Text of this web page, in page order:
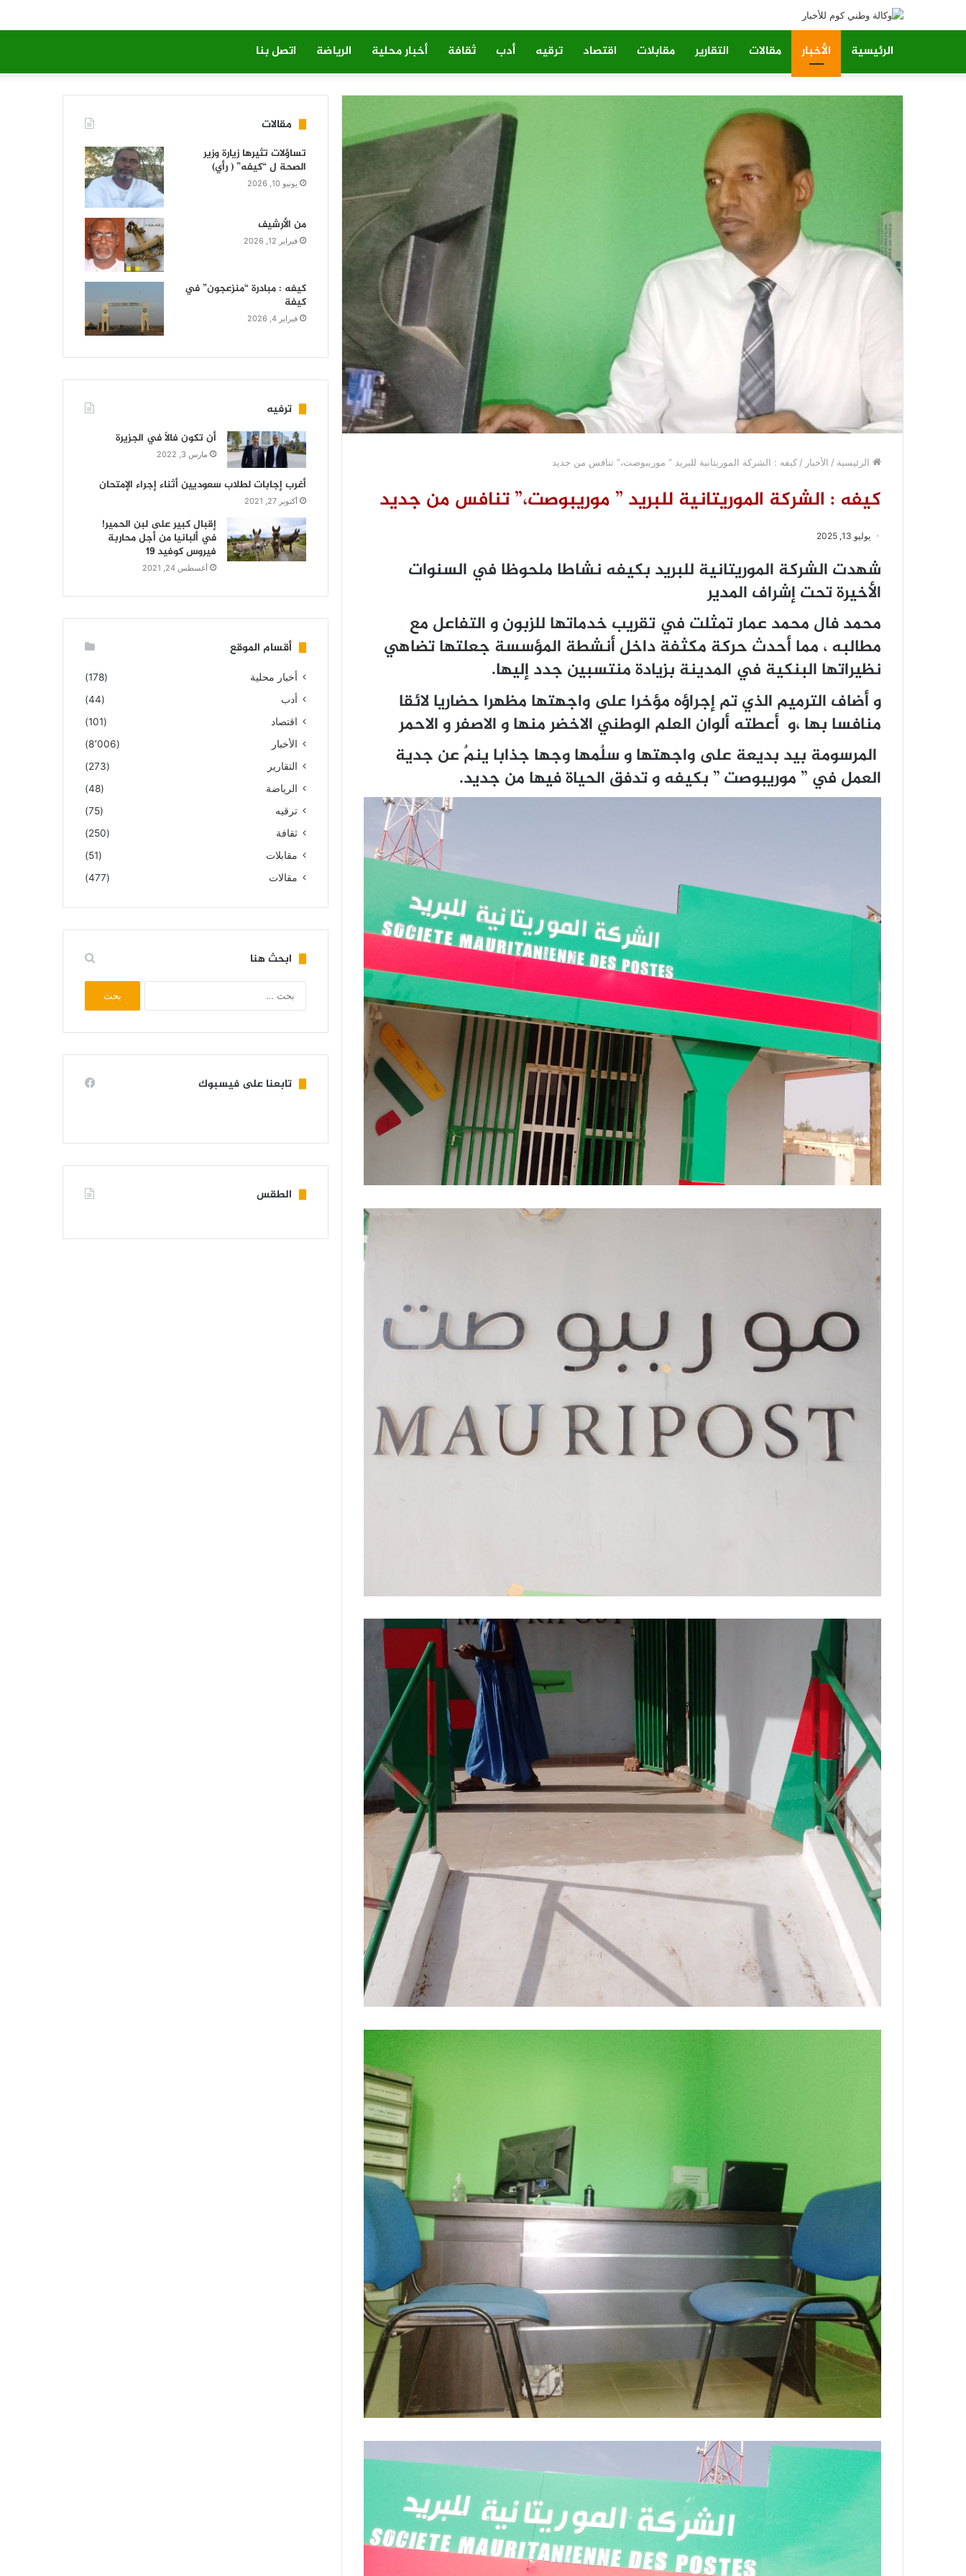
الرئيسية الأخبار مقالات التقارير مقابلات اقتصاد ترقيه أدب ثقافة أخبار محلية الرياضة اتصل بنا
الرئيسية / الأخبار / كيفه : الشركة الموريتانية للبريد ” موريبوصت،” تنافس من جديد
كيفه : الشركة الموريتانية للبريد ” موريبوصت،” تنافس من جديد
يوليو 13, 2025
شهدت الشركة الموريتانية للبريد بكيفه نشاطا ملحوظا في السنوات
الأخيرة تحت إشراف المدير
محمد فال محمد عمار تمثلت في تقريب خدماتها للزبون و التفاعل مع
مطالبه ، مما أحدث حركة مكثفة داخل أنشطة المؤسسة جعلتها تضاهي
نظيراتها البنكية في المدينة بزيادة منتسبين جدد إليها.
و أضاف الترميم الذي تم إجراؤه مؤخرا على واجهتها مظهرا حضاريا لائقا
منافسا بها ،و أعطته ألوان العلم الوطني الاخضر منها و الاصفر و الاحمر
المرسومة بيد بديعة على واجهتها و سلٌمها وجها جذابا ينمٌ عن جدية
العمل في ” موريبوصت ” بكيفه و تدفق الحياة فيها من جديد.
مقالات
تساؤلات تثيرها زيارة وزير
الصحة ل “كيفه” ( رأي)
يونيو 10, 2026
من الأرشيف
فبراير 12, 2026
كيفه : مبادرة “منزعجون” في
كيفة
فبراير 4, 2026
ترفيه
أن تكون فالاً في الجزيرة
مارس 3, 2022
أغرب إجابات لطلاب سعوديين أثناء إجراء الإمتحان
أكتوبر 27, 2021
إقبال كبير على لبن الحمير!
في ألبانيا من أجل محاربة
فيروس كوفيد 19
أغسطس 24, 2021
أقسام الموقع
أخبار محلية
(178)
أدب
(44)
اقتصاد
(101)
الأخبار
(8٬006)
التقارير
(273)
الرياضة
(48)
ترقيه
(75)
ثقافة
(250)
مقابلات
(51)
مقالات
(477)
ابحث هنا
تابعنا على فيسبوك
الطقس